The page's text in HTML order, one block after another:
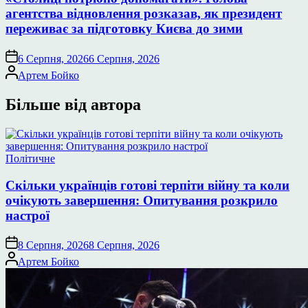
агентства відновлення розказав, як президент
переживає за підготовку Києва до зими
6 Серпня, 20266 Серпня, 2026
Опубліковано
Артем Бойко
Більше від автора
Опублікувати
Політичне
Скільки українців готові терпіти війну та коли
очікують завершення: Опитування розкрило
настрої
8 Серпня, 20268 Серпня, 2026
Опубліковано
Артем Бойко